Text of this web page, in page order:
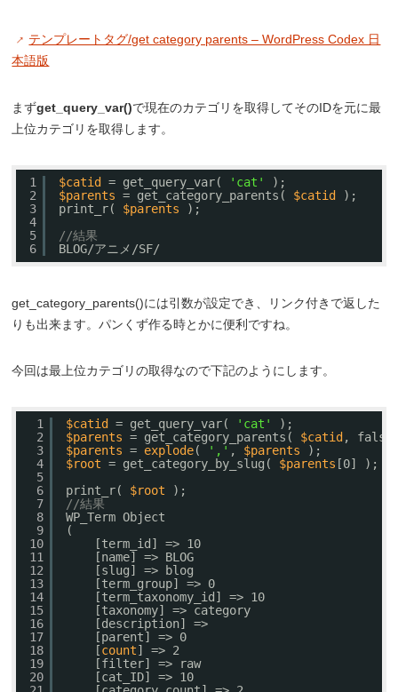
テンプレートタグ/get category parents – WordPress Codex 日
本語版
まずget_query_var()で現在のカテゴリを取得してそのIDを元に最
上位カテゴリを取得します。
1
2
3
4
5
6
$catid = get_query_var( 'cat'
);
$parents = get_category_parents( $catid
);
print_r( $parents
);
//結果
BLOG/アニメ/SF/
get_category_parents()には引数が設定でき、リンク付きで返した
りも出来ます。パンくず作る時とかに便利ですね。
今回は最上位カテゴリの取得なので下記のようにします。
1
2
3
4
5
6
7
8
9
10
11
12
13
14
15
16
17
18
19
20
$catid = get_query_var( 'cat'
);
$parents = get_category_parents( $catid ,
$parents = explode( ',' , $parents
);
$root = get_category_by_slug( $parents [0] );
print_r( $root
);
//結果
WP_Term Object
(
[term_id] => 10
[name] => BLOG
[slug] => blog
[term_group] => 0
[term_taxonomy_id] => 10
[taxonomy] => category
[description] =>
[parent] => 0
[count] => 2
[filter] => raw
[cat_ID] => 10